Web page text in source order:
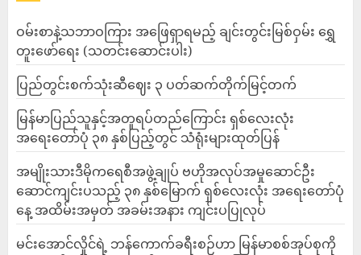
ဝမ်းစာနဲ့သဘာဝကြား အဖြေရှာရမည့် ချင်းတွင်းမြစ်ဝှမ်း ရွှေ
တူးဖော်ရေး (သတင်းဆောင်းပါး)
ပြည်တွင်းစက်သုံးဆီဈေး ၃ ပတ်ဆက်တိုက်မြင့်တက်
မြန်မာပြည်သူနှင့်အတူရပ်တည်ကြောင်း ရှစ်လေးလုံး
အရေးတော်ပုံ ၃၈ နှစ်ပြည့်တွင် သံရုံးများထုတ်ပြန်
အမျိုးသားဒီမိုကရေစီအဖွဲ့ချုပ် ဗဟိုအလုပ်အမှုဆောင်ဦး
ဆောင်ကျင်းပသည့် ၃၈ နှစ်မြောက် ရှစ်လေးလုံး အရေးတော်ပုံ
နေ့ အထိမ်းအမှတ် အခမ်းအနား ကျင်းပပြုလုပ်
မင်းအောင်လှိုင်ရဲ့ ဘန်ကောက်ခရီးစဉ်ဟာ မြန်မာစစ်အုပ်စုကို